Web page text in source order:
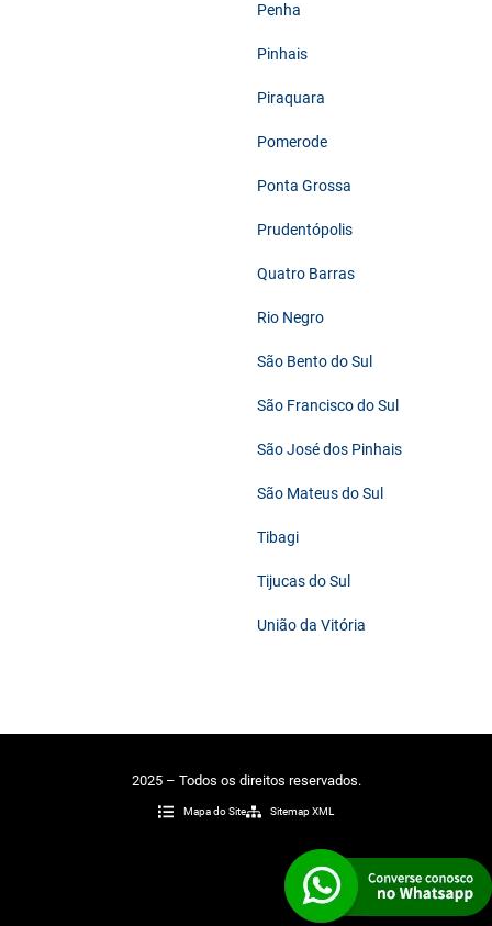
Penha
Pinhais
Piraquara
Pomerode
Ponta Grossa
Prudentópolis
Quatro Barras
Rio Negro
São Bento do Sul
São Francisco do Sul
São José dos Pinhais
São Mateus do Sul
Tibagi
Tijucas do Sul
União da Vitória
2025 – Todos os direitos reservados.
Mapa do Site Sitemap XML